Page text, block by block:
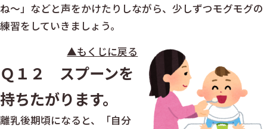
ね～」などと声をかけたりしながら、少しずつモグモグの
練習をしていきましょう。
▲もくじに戻る
Ｑ１２ スプーンを
持ちたがります。
離乳後期頃になると、「自分